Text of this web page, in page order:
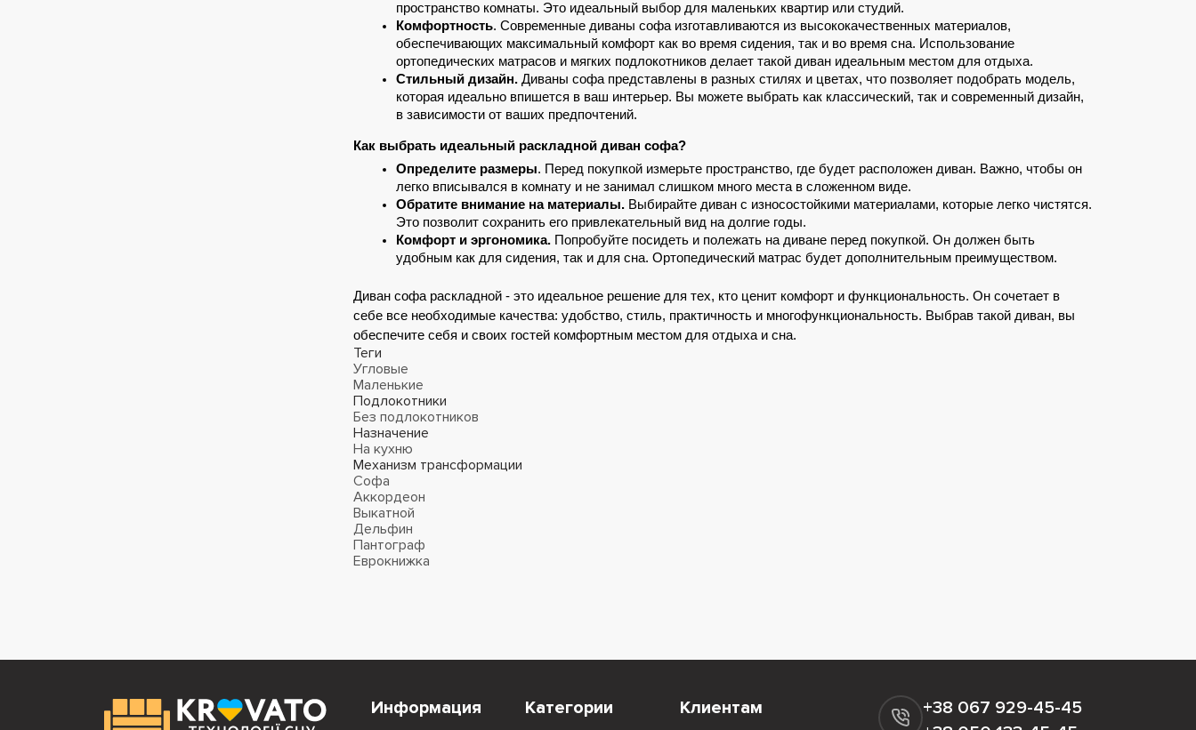
пространство комнаты. Это идеальный выбор для маленьких квартир или студий.
Комфортность. Современные диваны софа изготавливаются из высококачественных материалов,
обеспечивающих максимальный комфорт как во время сидения, так и во время сна. Использование
ортопедических матрасов и мягких подлокотников делает такой диван идеальным местом для отдыха.
Стильный дизайн. Диваны софа представлены в разных стилях и цветах, что позволяет подобрать модель,
которая идеально впишется в ваш интерьер. Вы можете выбрать как классический, так и современный дизайн,
в зависимости от ваших предпочтений.
Как выбрать идеальный раскладной диван софа?
Определите размеры. Перед покупкой измерьте пространство, где будет расположен диван. Важно, чтобы он
легко вписывался в комнату и не занимал слишком много места в сложенном виде.
Обратите внимание на материалы. Выбирайте диван с износостойкими материалами, которые легко чистятся.
Это позволит сохранить его привлекательный вид на долгие годы.
Комфорт и эргономика. Попробуйте посидеть и полежать на диване перед покупкой. Он должен быть
удобным как для сидения, так и для сна. Ортопедический матрас будет дополнительным преимуществом.
Диван софа раскладной - это идеальное решение для тех, кто ценит комфорт и функциональность. Он сочетает в
себе все необходимые качества: удобство, стиль, практичность и многофункциональность. Выбрав такой диван, вы
обеспечите себя и своих гостей комфортным местом для отдыха и сна.
Теги
Угловые
Маленькие
Подлокотники
Без подлокотников
Назначение
На кухню
Механизм трансформации
Софа
Аккордеон
Выкатной
Дельфин
Пантограф
Еврокнижка
Информация Категории Клиентам
+38 067 929-45-45